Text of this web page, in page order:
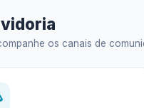
os canais de